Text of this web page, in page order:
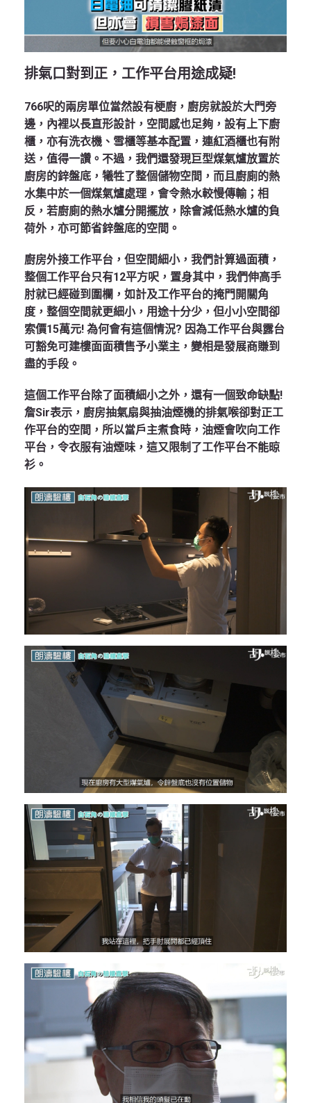
排氣口對到正，工作平台用途成疑!
766呎的兩房單位當然設有梗廚，廚房就設於大門旁
邊，內裡以長直形設計，空間感也足夠，設有上下廚
櫃，亦有洗衣機、雪櫃等基本配置，連紅酒櫃也有附
送，值得一讚。不過，我們還發現巨型煤氣爐放置於
廚房的鋅盤底，犧牲了整個儲物空間，而且廚廁的熱
水集中於一個煤氣爐處理，會令熱水較慢傳輸；相
反，若廚廁的熱水爐分開擺放，除會減低熱水爐的負
荷外，亦可節省鋅盤底的空間。
廚房外接工作平台，但空間細小，我們計算過面積，
整個工作平台只有12平方呎，置身其中，我們伸高手
肘就已經碰到圍欄，如計及工作平台的掩門開關角
度，整個空間就更細小，用途十分少，但小小空間卻
索價15萬元! 為何會有這個情況? 因為工作平台與露台
可豁免可建樓面面積售予小業主，變相是發展商賺到
盡的手段。
這個工作平台除了面積細小之外，還有一個致命缺點!
詹Sir表示，廚房抽氣扇與抽油煙機的排氣喉卻對正工
作平台的空間，所以當戶主煮食時，油煙會吹向工作
平台，令衣服有油煙味，這又限制了工作平台不能晾
衫。